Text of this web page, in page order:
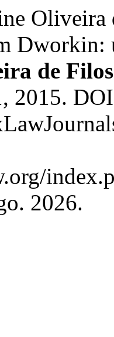
Oliveira
Dworkin:
de
2015.
2026.